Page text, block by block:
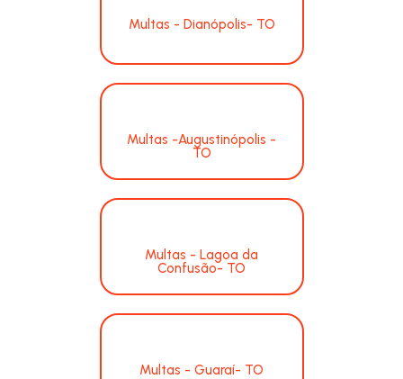
Multas - Dianópolis- TO
Multas -Augustinópolis -
TO
Multas - Lagoa da
Confusão- TO
Multas - Guaraí- TO